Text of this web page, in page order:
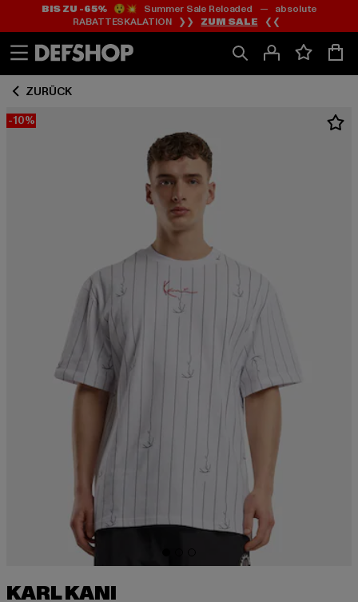
Zum
Inhalt
springen
Zum
Fußzeile
springen
BIS ZU -65%😲💥 Summer Sale Reloaded — absolute
RABATTESKALATION ❯❯ ZUM SALE ❮❮
ZURÜCK
-10%
KARL KANI